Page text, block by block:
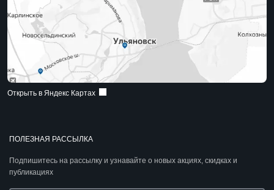
ПОЛЕЗНАЯ РАССЫЛКА
Подпишитесь на рассылку и узнавайте о новых акциях, скидках и
публикациях
Открыть в Яндекс Картах